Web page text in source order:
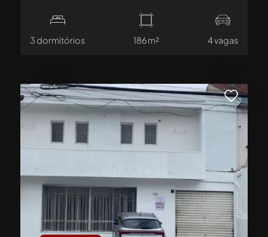
3 dormitórios 186 m² 4 vagas